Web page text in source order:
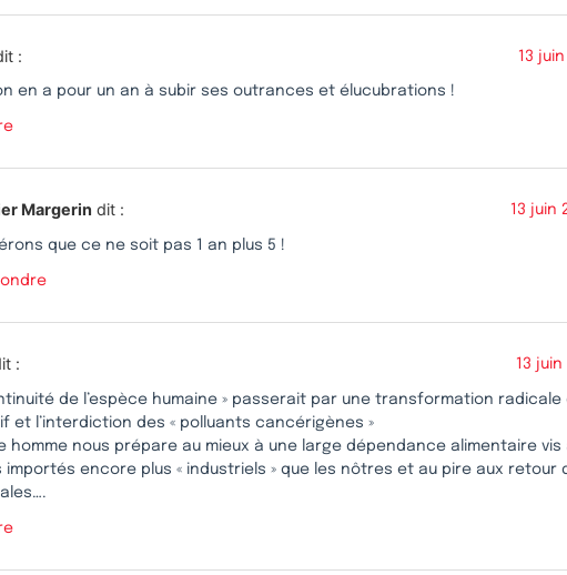
: 13
en a pour un an à subir ses outrances et élucubrations !
Margerin dit : 13 juin
que ce ne soit pas 1 an plus 5 !
: 13
de l’espèce humaine » passerait par une transformation radicale
et l’interdiction des « polluants cancérigènes »
homme nous prépare au mieux à une large dépendance alimentaire vis
importés encore plus « industriels » que les nôtres et au pire aux retour